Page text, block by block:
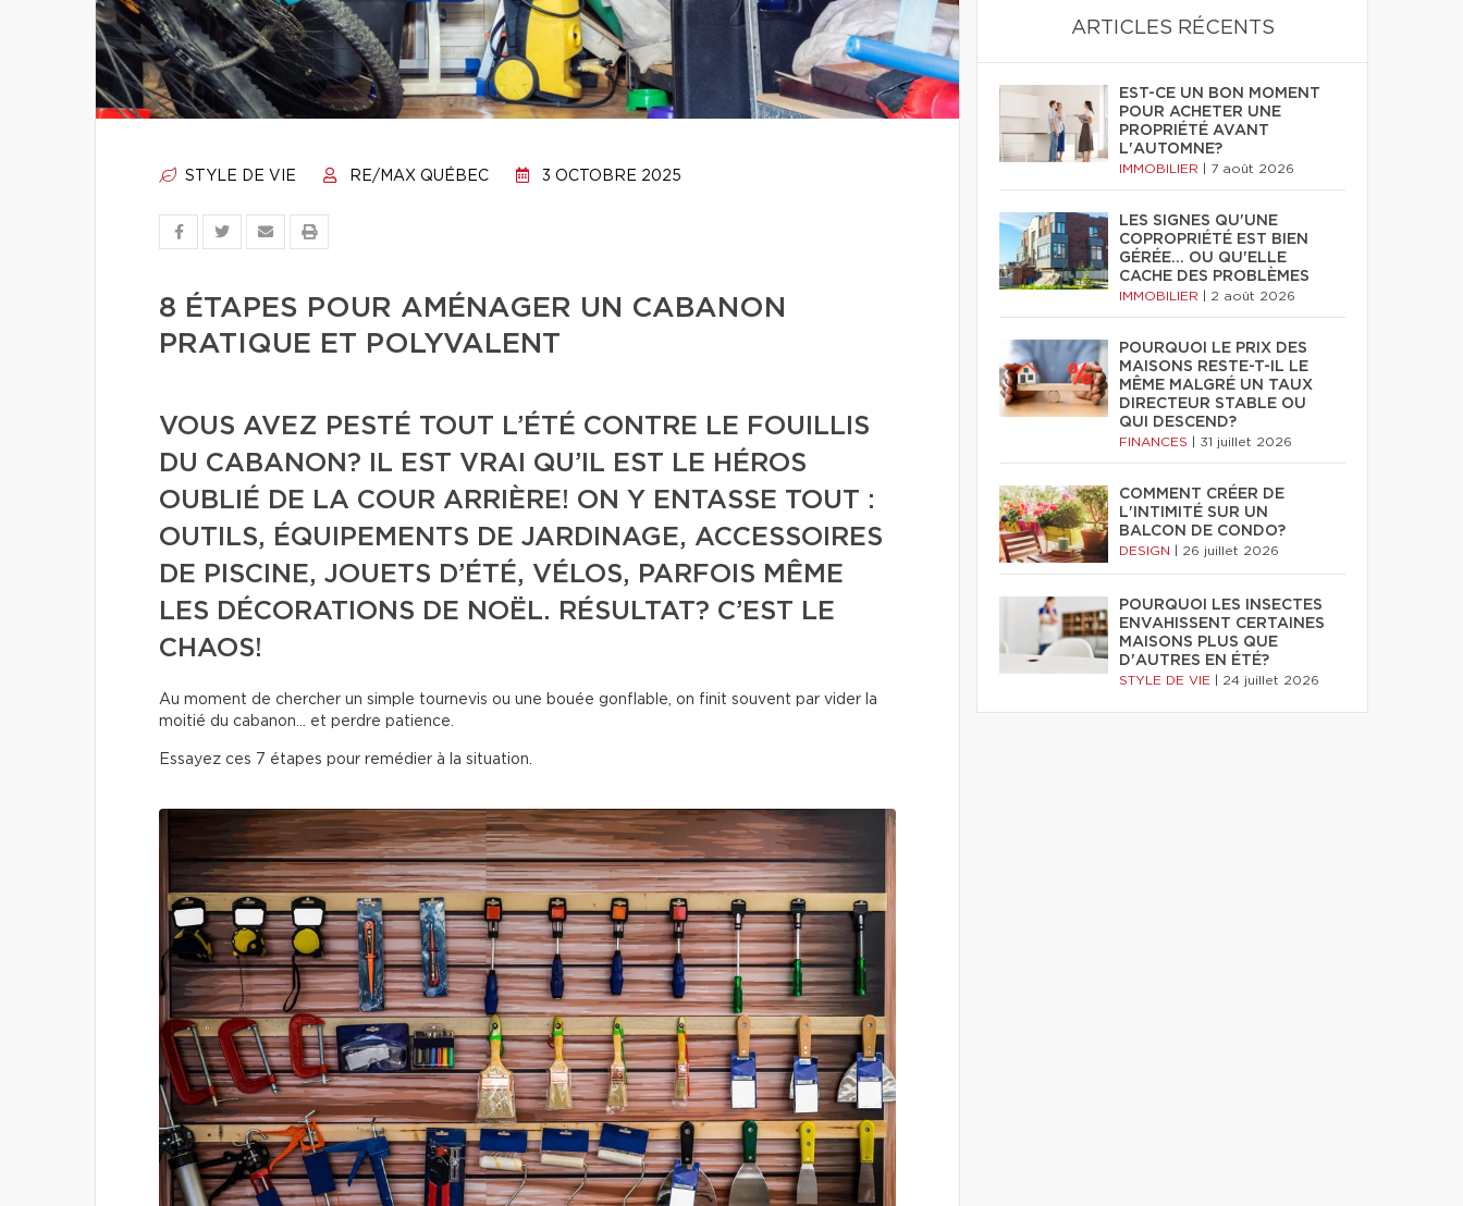
STYLE DE VIE RE/MAX QUÉBEC 3 OCTOBRE 2025
8 ÉTAPES POUR AMÉNAGER UN CABANON
PRATIQUE ET POLYVALENT
VOUS AVEZ PESTÉ TOUT L’ÉTÉ CONTRE LE FOUILLIS
DU CABANON? IL EST VRAI QU’IL EST LE HÉROS
OUBLIÉ DE LA COUR ARRIÈRE! ON Y ENTASSE TOUT :
OUTILS, ÉQUIPEMENTS DE JARDINAGE, ACCESSOIRES
DE PISCINE, JOUETS D’ÉTÉ, VÉLOS, PARFOIS MÊME
LES DÉCORATIONS DE NOËL. RÉSULTAT? C’EST LE
CHAOS!
Au moment de chercher un simple tournevis ou une bouée gonflable, on finit souvent par vider la
moitié du cabanon… et perdre patience.
Essayez ces 7 étapes pour remédier à la situation.
ARTICLES RÉCENTS
EST-CE UN BON MOMENT
POUR ACHETER UNE
PROPRIÉTÉ AVANT
L'AUTOMNE?
IMMOBILIER 7 août 2026
LES SIGNES QU'UNE
COPROPRIÉTÉ EST BIEN
GÉRÉE… OU QU'ELLE
CACHE DES PROBLÈMES
IMMOBILIER 2 août 2026
POURQUOI LE PRIX DES
MAISONS RESTE-T-IL LE
MÊME MALGRÉ UN TAUX
DIRECTEUR STABLE OU
QUI DESCEND?
FINANCES 31 juillet 2026
COMMENT CRÉER DE
L'INTIMITÉ SUR UN
BALCON DE CONDO?
DESIGN 26 juillet 2026
POURQUOI LES INSECTES
ENVAHISSENT CERTAINES
MAISONS PLUS QUE
D'AUTRES EN ÉTÉ?
STYLE DE VIE 24 juillet 2026